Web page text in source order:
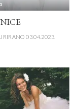
03.04.2023.